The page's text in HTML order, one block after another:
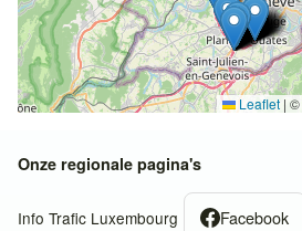
Leaflet | ©
Onze regionale pagina's
Info Trafic Luxembourg Facebook